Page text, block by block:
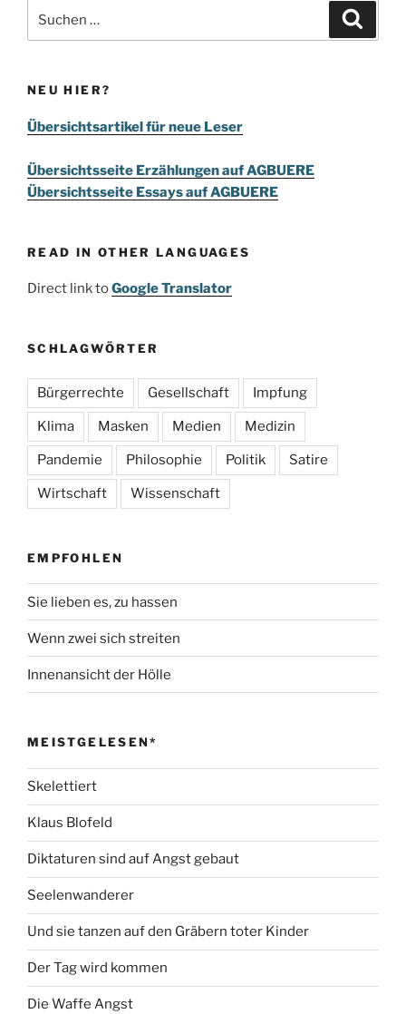
nach:
NEU HIER?
Übersichtsartikel für neue Leser
Übersichtsseite Erzählungen auf AGBUERE
Übersichtsseite Essays auf AGBUERE
READ IN OTHER LANGUAGES
Direct link toGoogle Translator
SCHLAGWÖRTER
Bürgerrechte Gesellschaft Impfung
Klima Masken Medien Medizin
Pandemie Philosophie Politik Satire
Wirtschaft Wissenschaft
EMPFOHLEN
Sie lieben es, zu hassen
Wenn zwei sich streiten
Innenansicht der Hölle
MEISTGELESEN*
Skelettiert
Klaus Blofeld
Diktaturen sind auf Angst gebaut
Seelenwanderer
Und sie tanzen auf den Gräbern toter Kinder
Der Tag wird kommen
Die Waffe Angst